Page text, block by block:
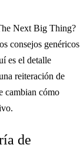
Next Big Thing?
consejos genéricos
es el detalle
reiteración de
cambian cómo
de